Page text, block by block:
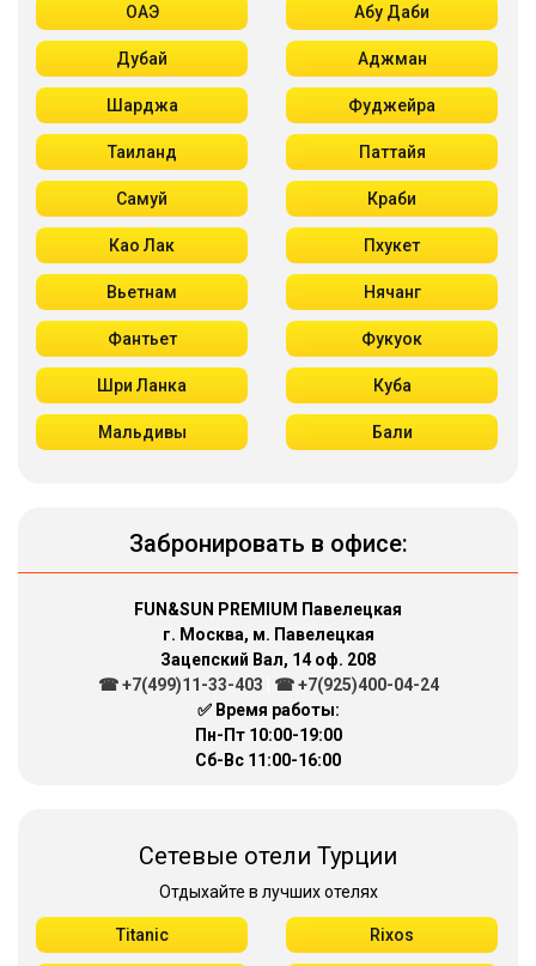
ОАЭ Абу Даби
Дубай Аджман
Шарджа Фуджейра
Таиланд Паттайя
Самуй Краби
Као Лак Пхукет
Вьетнам Нячанг
Фантьет Фукуок
Шри Ланка Куба
Мальдивы Бали
Забронировать в офисе:
FUN&SUN PREMIUM Павелецкая
г. Москва, м. Павелецкая
Зацепский Вал, 14 оф. 208
☎ +7(499)11-33-403
☎ +7(925)400-04-24
✅ Время работы:
Пн-Пт 10:00-19:00
Сб-Вс 11:00-16:00
Сетевые отели Турции
Отдыхайте в лучших отелях
Titanic Rixos